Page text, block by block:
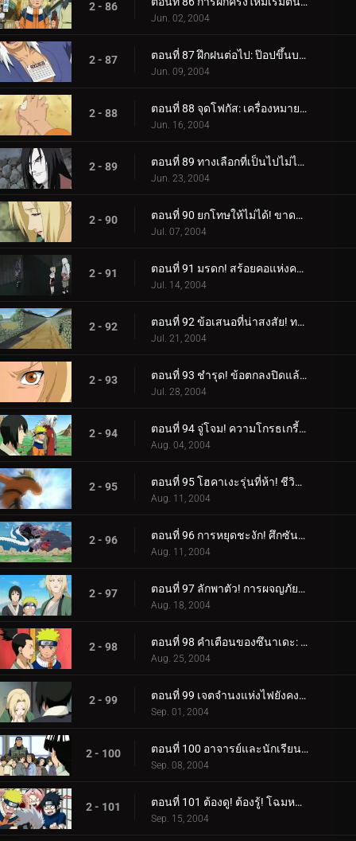
2 - 86
Jun. 02, 2004
2 - 87 ตอนที่ 87 ฝึกฝนต่อไป: ป๊อปขึ้นบอลลูนน้ำ!
Jun. 09, 2004
2 - 88 ตอนที่ 88 จุดโฟกัส: เครื่องหมายของใบไม้
Jun. 16, 2004
2 - 89 ตอนที่ 89 ทางเลือกที่เป็นไปไม่ได้: ความเจ็บปวดในหัวใจของซึนาเดะ
Jun. 23, 2004
2 - 90 ตอนที่ 90 ยกโทษให้ไม่ได้! ขาดความเคารพโดยสิ้นเชิง!
Jul. 07, 2004
2 - 91 ตอนที่ 91 มรดก! สร้อยคอแห่งความตาย!
Jul. 14, 2004
2 - 92 ตอนที่ 92 ข้อเสนอที่น่าสงสัย! ทางเลือกของซึนาเดะ!
Jul. 21, 2004
2 - 93 ตอนที่ 93 ชำรุด! ข้อตกลงปิดแล้ว!
Jul. 28, 2004
2 - 94 ตอนที่ 94 จู่โจม! ความโกรธเกรี้ยวของ Rasengan!
Aug. 04, 2004
2 - 95 ตอนที่ 95 โฮคาเงะรุ่นที่ห้า! ชีวิตบนเส้น!
Aug. 11, 2004
2 - 96 ตอนที่ 96 การหยุดชะงัก! ศึกซันนิน!
Aug. 11, 2004
2 - 97 ตอนที่ 97 ลักพาตัว! การผจญภัยในบ่อน้ำพุร้อนของนารูโตะ!
Aug. 18, 2004
2 - 98 ตอนที่ 98 คำเตือนของซึนาเดะ: หมดนินจาแล้ว!
Aug. 25, 2004
2 - 99 ตอนที่ 99 เจตจำนงแห่งไฟยังคงเผาไหม้!
Sep. 01, 2004
2 - 100 ตอนที่ 100 อาจารย์และนักเรียน: สายสัมพันธ์ของชิโนบิ!
Sep. 08, 2004
2 - 101 ตอนที่ 101 ต้องดู! ต้องรู้! โฉมหน้าที่แท้จริงของอาจารย์คาคาชิ!
Sep. 15, 2004